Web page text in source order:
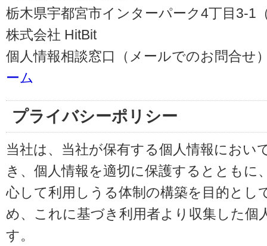
栃木県宇都宮市インターパーク4丁目3-1
株式会社 HitBit
個人情報相談窓口（メールでのお問合せ
ーム
プライバシーポリシー
当社は、当社が保有する個人情報におい
き、個人情報を適切に保護するとともに
心して利用しうる体制の構築を目的とし
め、これに基づき利用者より収集した個
す。